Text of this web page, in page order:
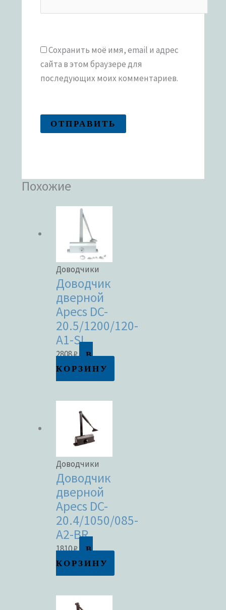
Сохранить моё имя, email и адрес
сайта в этом браузере для
последующих моих комментариев.
Похожие
Доводчики
Доводчик
дверной
Apecs DC-
20.5/1200/120-
A1-SL
2808₽
В
КОРЗИНУ
Доводчики
Доводчик
дверной
Apecs DC-
20.4/1050/085-
A2-BR
1810₽
В
КОРЗИНУ